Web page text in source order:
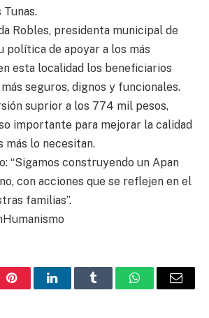
Robles, presidenta municipal de
política de apoyar a los más
esta localidad los beneficiarios
seguros, dignos y funcionales.
suprior a los 774 mil pesos,
importante para mejorar la calidad
más lo necesitan.
“Sigamos construyendo un Apan
con acciones que se reflejen en el
familias”.
PinterestLinkedInTumblr WhatsAppEmail